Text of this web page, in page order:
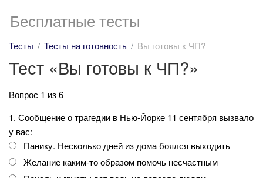
Бесплатные тесты
Тесты Тесты на готовность Вы готовы к ЧП?
Тест «Вы готовы к ЧП?»
Вопрос 1 из 6
1. Сообщение о трагедии в Нью-Йорке 11 сентября вызвало
у вас:
Панику. Несколько дней из дома боялся выходить
Желание каким-то образом помочь несчастным